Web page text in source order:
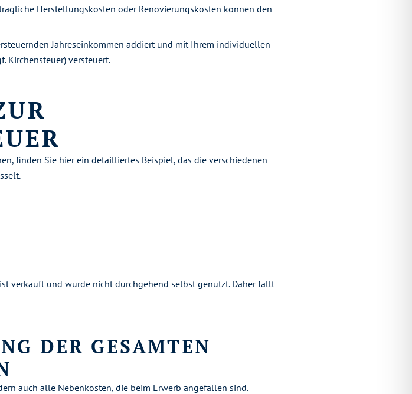
Herstellungskosten oder Renovierungskosten können den
Jahreseinkommen addiert und mit Ihrem individuellen
Kirchensteuer) versteuert.
finden Sie hier ein detailliertes Beispiel, das die verschiedenen
verkauft und wurde nicht durchgehend selbst genutzt. Daher fällt
DER GESAMTEN
auch alle Nebenkosten, die beim Erwerb angefallen sind.